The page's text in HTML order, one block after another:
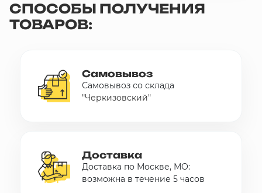
СПОСОБЫ ПОЛУЧЕНИЯ
ТОВАРОВ:
Самовывоз
Самовывоз со склада
"Черкизовский"
Доставка
Доставка по Москве, МО:
возможна в течение 5 часов